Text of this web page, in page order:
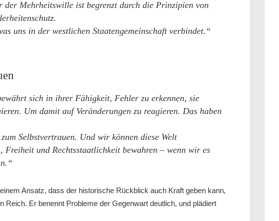
Mehrheitswille ist begrenzt durch die Prinzipien von
uns in der westlichen Staatengemeinschaft verbindet.“
sich in ihrer Fähigkeit, Fehler zu erkennen, sie
Um damit auf Veränderungen zu reagieren. Das haben
Selbstvertrauen. Und wir können diese Welt
Freiheit und Rechtsstaatlichkeit bewahren – wenn wir es
Ansatz, dass der historische Rückblick auch Kraft geben kann,
Reich. Er benennt Probleme der Gegenwart deutlich, und plädiert